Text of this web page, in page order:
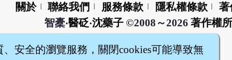
關於 聯絡我們 服務條款 隱私權條款
著
智橐‧醫砭‧沈藥子©2008～2026 著作權
安全的瀏覽服務，關閉cookies可能導致無